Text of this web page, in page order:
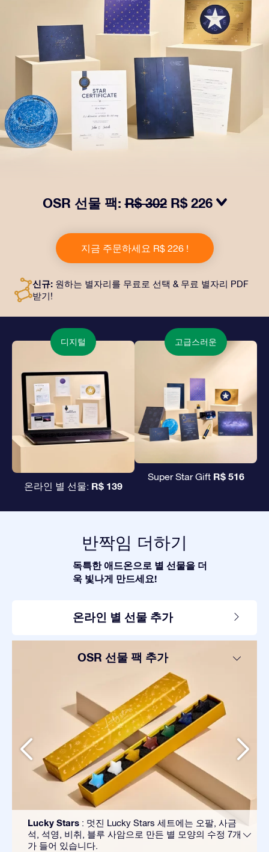
OSR 선물 팩:R$ 302 R$ 226
투와 퍼스널라이즈 문서가 선택한 주소로 발송되고 디지
털 문서가 제공되며 무료로 OSR 앱을 이용할 수 있습니
다. OSR Gift Pack은 친구나 사랑하는 사람에게 영원히
지금 주문하세요 R$ 226 !
신규: 원하는 별자리를 무료로 선택 & 무료 별자리 PDF
받기!
디지털
온라인 별 선물: R$ 139
고급스러운
Super Star Gift R$ 516
반짝임 더하기
독특한 애드온으로 별 선물을 더
욱 빛나게 만드세요!
온라인 별 선물 추가
OSR 선물 팩 추가
Lucky Stars : 멋진 Lucky Stars 세트에는 오팔, 사금
석, 석영, 비취, 블루 사암으로 만든 별 모양의 수정 7개
가 들어 있습니다.